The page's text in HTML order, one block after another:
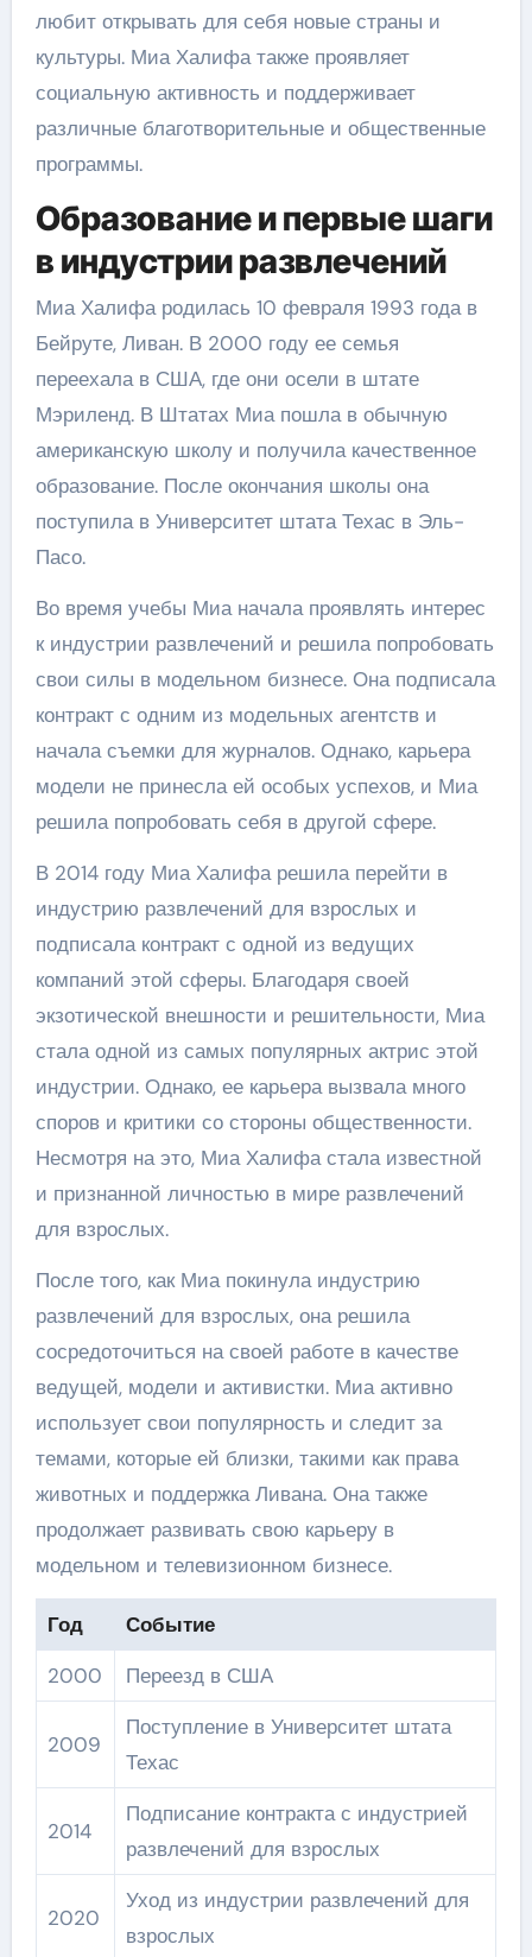
любит открывать для себя новые страны и
культуры. Миа Халифа также проявляет
социальную активность и поддерживает
различные благотворительные и общественные
программы.
Образование и первые шаги
в индустрии развлечений
Миа Халифа родилась 10 февраля 1993 года в
Бейруте, Ливан. В 2000 году ее семья
переехала в США, где они осели в штате
Мэриленд. В Штатах Миа пошла в обычную
американскую школу и получила качественное
образование. После окончания школы она
поступила в Университет штата Техас в Эль-
Пасо.
Во время учебы Миа начала проявлять интерес
к индустрии развлечений и решила попробовать
свои силы в модельном бизнесе. Она подписала
контракт с одним из модельных агентств и
начала съемки для журналов. Однако, карьера
модели не принесла ей особых успехов, и Миа
решила попробовать себя в другой сфере.
В 2014 году Миа Халифа решила перейти в
индустрию развлечений для взрослых и
подписала контракт с одной из ведущих
компаний этой сферы. Благодаря своей
экзотической внешности и решительности, Миа
стала одной из самых популярных актрис этой
индустрии. Однако, ее карьера вызвала много
споров и критики со стороны общественности.
Несмотря на это, Миа Халифа стала известной
и признанной личностью в мире развлечений
для взрослых.
После того, как Миа покинула индустрию
развлечений для взрослых, она решила
сосредоточиться на своей работе в качестве
ведущей, модели и активистки. Миа активно
использует свои популярность и следит за
темами, которые ей близки, такими как права
животных и поддержка Ливана. Она также
продолжает развивать свою карьеру в
модельном и телевизионном бизнесе.
Год
Событие
2000
Переезд в США
2009
Поступление в Университет штата
Техас
2014
Подписание контракта с индустрией
развлечений для взрослых
2020
Уход из индустрии развлечений для
взрослых